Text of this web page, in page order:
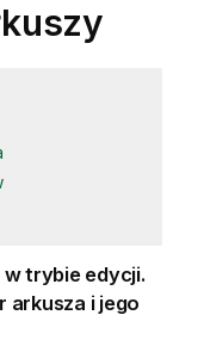
w trybie edycji.
arkusza i jego